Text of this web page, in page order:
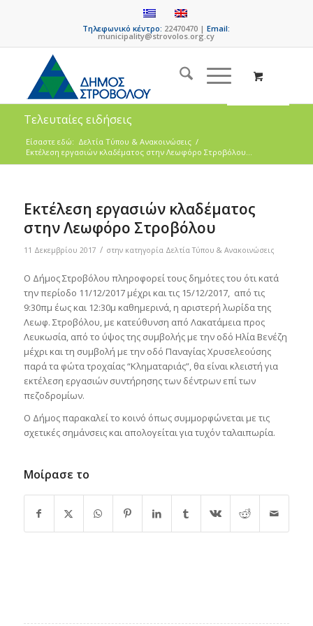
Τηλεφωνικό κέντρο: 22470470 |Email:
municipality@strovolos.org.cy
Τελευταίες ειδήσεις
Είσαστε εδώ: Δελτία Τύπου & Ανακοινώσεις /
Εκτέλεση εργασιών κλαδέματος στην Λεωφόρο Στροβόλου...
Εκτέλεση εργασιών κλαδέματος
στην Λεωφόρο Στροβόλου
11 Δεκεμβρίου 2017 / στην κατηγορία Δελτία Τύπου & Ανακοινώσεις
Ο Δήμος Στροβόλου πληροφορεί τους δημότες του ότι κατά
την περίοδο 11/12/2017 μέχρι και τις 15/12/2017, από τις
9:30πμ έως και 12:30μ καθημερινά, η αριστερή λωρίδα της
Λεωφ. Στροβόλου, με κατεύθυνση από Λακατάμεια προς
Λευκωσία, από το ύψος της συμβολής με την οδό Ηλία Βενέζη
μέχρι και τη συμβολή με την οδό Παναγίας Χρυσελεούσης
παρά τα φώτα τροχαίας “Κληματαριάς”, θα είναι κλειστή για
εκτέλεση εργασιών συντήρησης των δέντρων επί των
πεζοδρομίων.
Ο Δήμος παρακαλεί το κοινό όπως συμμορφώνεται με τις
σχετικές σημάνσεις και απολογείται για τυχόν ταλαιπωρία.
Μοίρασε το